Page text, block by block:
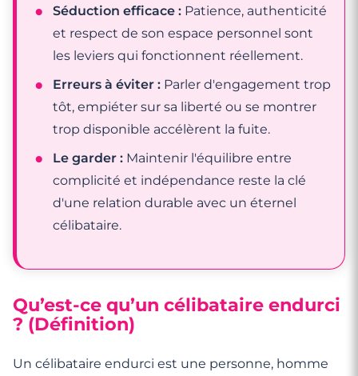
Séduction efficace :Patience, authenticité
et respect de son espace personnel sont
les leviers qui fonctionnent réellement.
Erreurs à éviter :Parler d'engagement trop
tôt, empiéter sur sa liberté ou se montrer
trop disponible accélèrent la fuite.
Le garder :Maintenir l'équilibre entre
complicité et indépendance reste la clé
d'une relation durable avec un éternel
célibataire.
Qu’est-ce qu’un célibataire endurci
? (Définition)
Un célibataire endurci est une personne, homme